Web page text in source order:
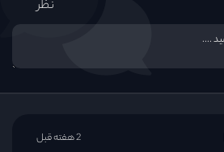
نظر
2 هفته قبل